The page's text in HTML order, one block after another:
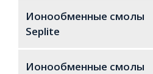
Ионообменные смолы
Seplite
Ионообменные смолы